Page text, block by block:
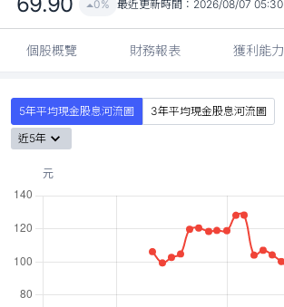
0% 最近更新時間： 2026/08/07 05:30
個股概覽 財務報表 獲利能力
5年平均現金股息河流圖
3年平均現金股息河流圖
近5年